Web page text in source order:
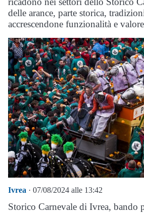
delle arance, parte storica,
accrescendone funzionalità e valore
Ivrea · 07/08/2024 alle 13:42
Storico Carnevale di Ivrea, bando